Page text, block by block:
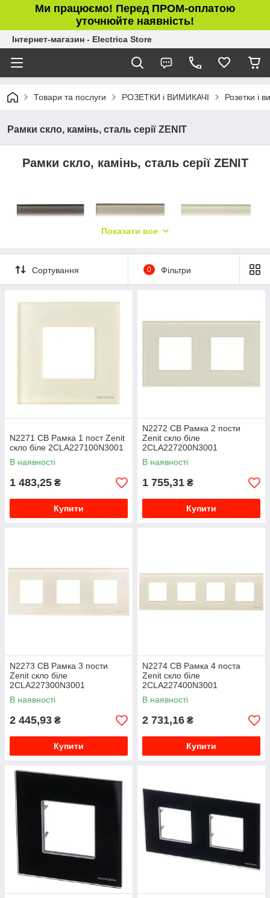
Ми працюємо! Перед ПРОМ-оплатою
уточнюйте наявність!
Інтернет-магазин - Electrica Store
Товари та послуги РОЗЕТКИ і ВИМИКАЧІ Розетки і
Рамки скло, камінь, сталь серії ZENIT
Рамки скло, камінь, сталь серії ZENIT
Показати все
Сортування 0 Фільтри
N2271 CB Рамка 1 пост Zenit
скло біле 2CLA227100N3001
В наявності
1 483,25 ₴
Купити
N2272 CB Рамка 2 пости
Zenit скло біле
2CLA227200N3001
В наявності
1 755,31 ₴
Купити
N2273 CB Рамка 3 пости
Zenit скло біле
2CLA227300N3001
В наявності
2 445,93 ₴
Купити
N2274 CB Рамка 4 поста
Zenit скло біле
2CLA227400N3001
В наявності
2 731,16 ₴
Купити